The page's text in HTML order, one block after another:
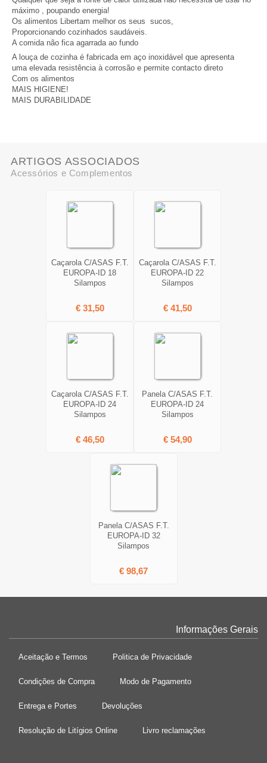
máximo , poupando energia!
Os alimentos Libertam melhor os seus sucos,
Proporcionando cozinhados saudáveis.
A comida não fica agarrada ao fundo
A louça de cozinha é fabricada em aço inoxidável que apresenta
uma elevada resistência à corrosão e permite contacto direto
Com os alimentos
MAIS HIGIENE!
MAIS DURABILIDADE
ARTIGOS ASSOCIADOS
Acessórios e Complementos
Caçarola C/ASAS F.T.
EUROPA-ID 18
Silampos
€ 31,50
Caçarola C/ASAS F.T.
EUROPA-ID 22
Silampos
€ 41,50
Caçarola C/ASAS F.T.
EUROPA-ID 24
Silampos
€ 46,50
Panela C/ASAS F.T.
EUROPA-ID 24
Silampos
€ 54,90
Panela C/ASAS F.T.
EUROPA-ID 32
Silampos
€ 98,67
Informações Gerais
Aceitação e Termos Politica de Privacidade
Condições de Compra Modo de Pagamento
Entrega e Portes Devoluções
Resolução de Litígios Online Livro reclamações